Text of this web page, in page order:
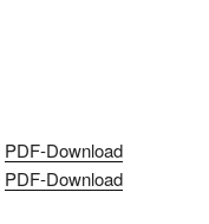
PDF-Download
PDF-Download